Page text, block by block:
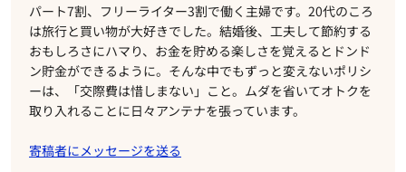
パート7割、フリーライター3割で働く主婦です。20代のころ
は旅行と買い物が大好きでした。結婚後、工夫して節約する
おもしろさにハマり、お金を貯める楽しさを覚えるとドンド
ン貯金ができるように。そんな中でもずっと変えないポリシ
ーは、「交際費は惜しまない」こと。ムダを省いてオトクを
取り入れることに日々アンテナを張っています。
寄稿者にメッセージを送る